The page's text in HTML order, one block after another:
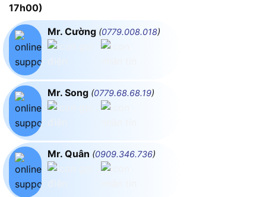
17h00)
Mr. Cường (0779.008.018)
Mr. Song (0779.68.68.19)
Mr. Quân (0909.346.736)